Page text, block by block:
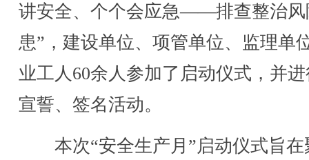
讲安全、个个会应急——排查整治风
患”，建设单位、项管单位、监理单
业工人60余人参加了启动仪式，并
宣誓、签名活动。
本次“安全生产月”启动仪式旨在